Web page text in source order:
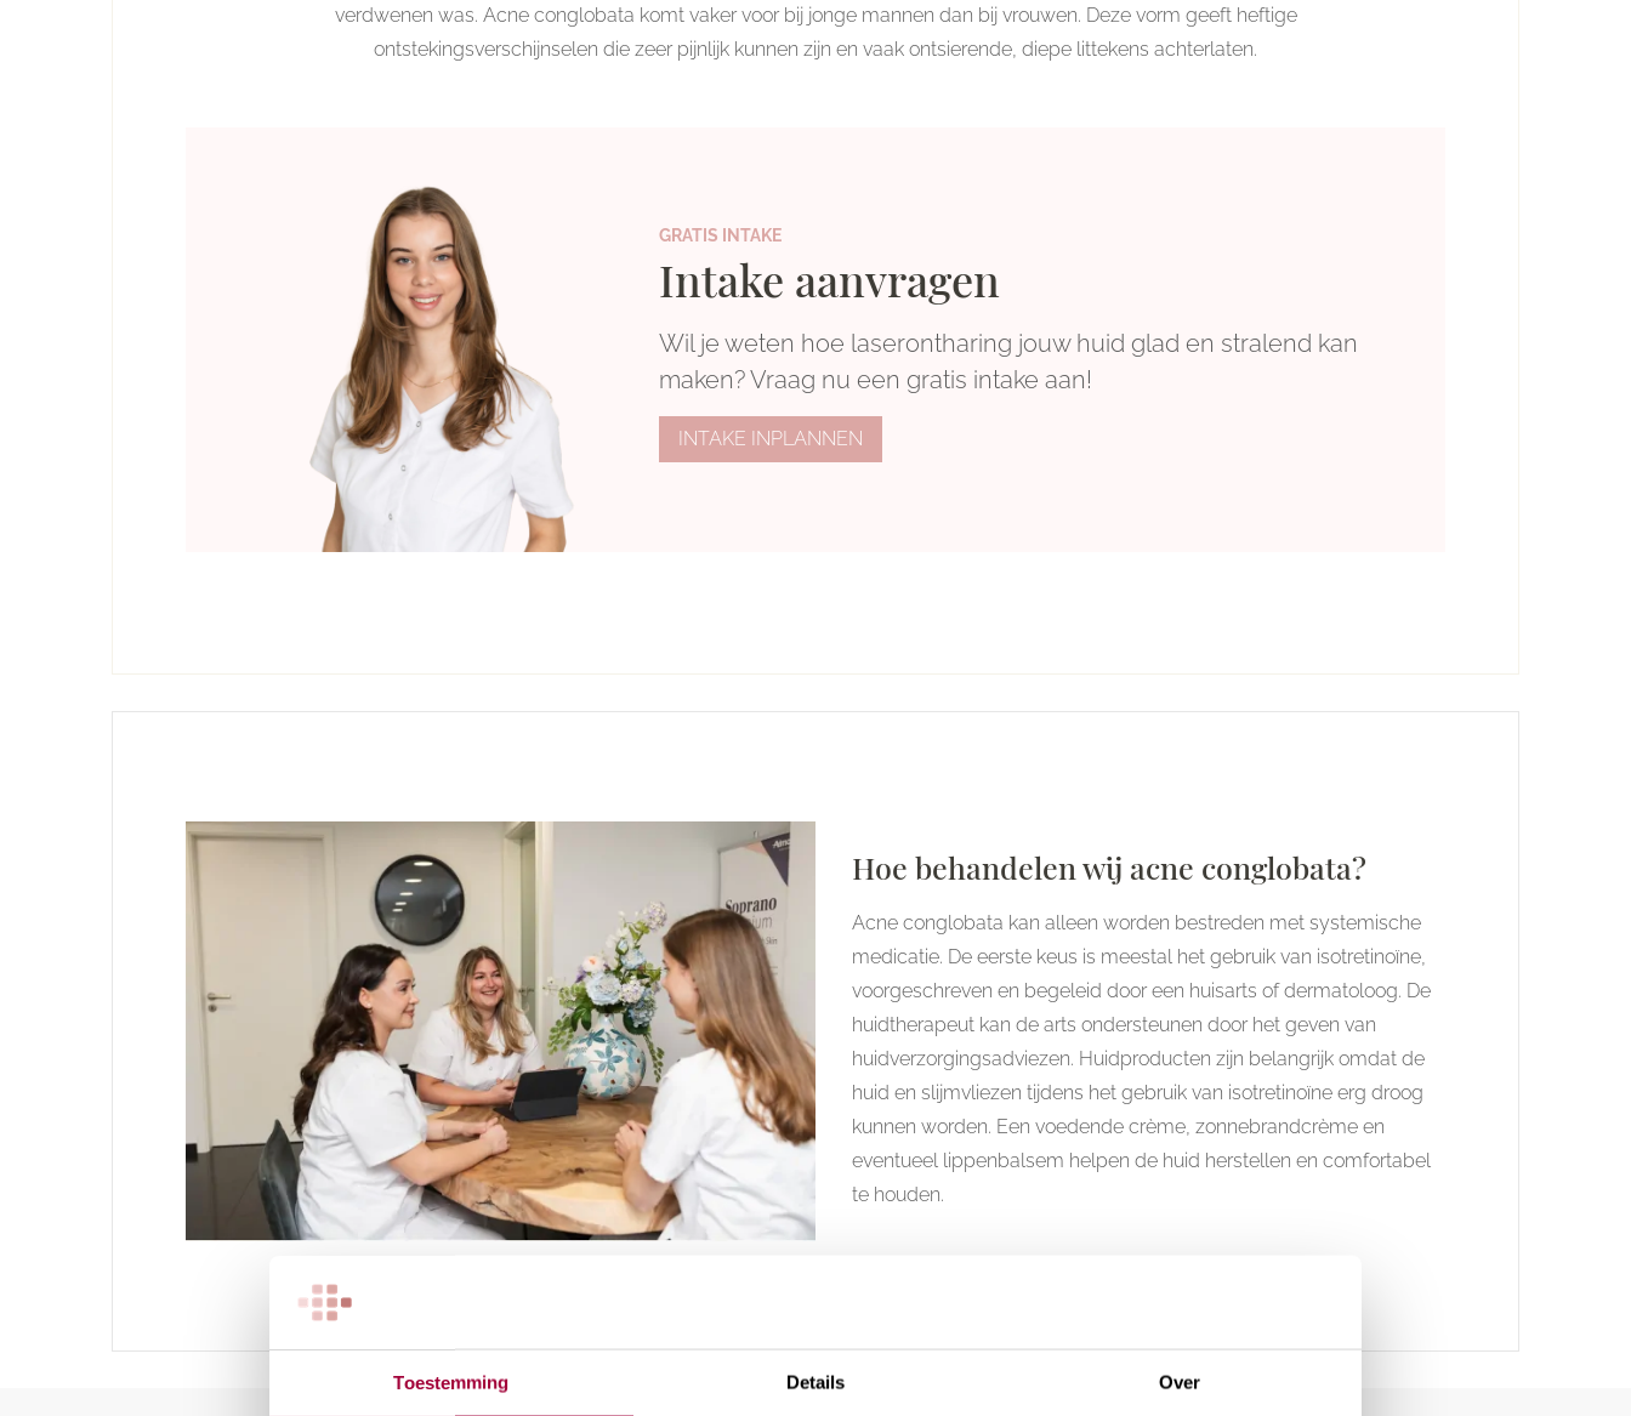
Toestemming Details Over
verdwenen was. Acne conglobata komt vaker voor bij jonge mannen dan bij vrouwen. Deze vorm geeft heftige
ontstekingsverschijnselen die zeer pijnlijk kunnen zijn en vaak ontsierende, diepe littekens achterlaten.
GRATIS INTAKE
Intake aanvragen
Wil je weten hoe laserontharing jouw huid glad en stralend kan
maken? Vraag nu een gratis intake aan!
INTAKE INPLANNEN
Hoe behandelen wij acne conglobata?
Acne conglobata kan alleen worden bestreden met systemische
medicatie. De eerste keus is meestal het gebruik van isotretinoïne,
voorgeschreven en begeleid door een huisarts of dermatoloog. De
huidtherapeut kan de arts ondersteunen door het geven van
huidverzorgingsadviezen. Huidproducten zijn belangrijk omdat de
huid en slijmvliezen tijdens het gebruik van isotretinoïne erg droog
kunnen worden. Een voedende crème, zonnebrandcrème en
eventueel lippenbalsem helpen de huid herstellen en comfortabel
te houden.